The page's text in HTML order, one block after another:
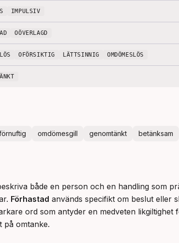
IMPULSIV
OÖVERLAGD
OFÖRSIKTIG LÄTTSINNIG OMDÖMESLÖS
omdömesgill genomtänkt betänksam
både en person och en handling som
Förhastad används specifikt om beslut eller
ord som antyder en medveten likgiltighet
på omtanke.